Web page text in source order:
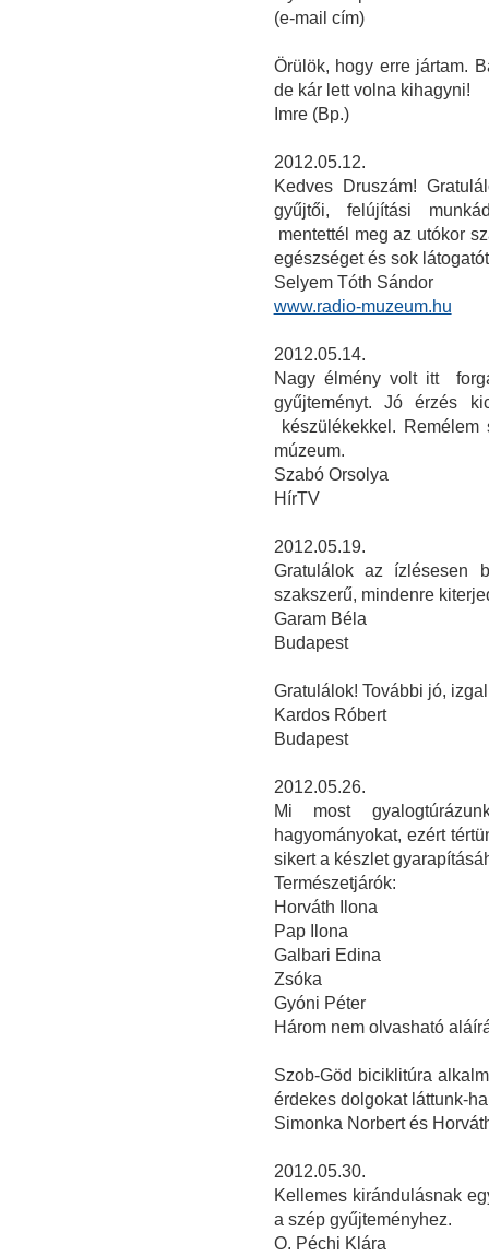
(e-mail cím)
Örülök, hogy erre jártam.
de kár lett volna kihagyni!
Imre (Bp.)
2012.05.12.
Kedves Druszám!
gyűjtői, felújítási
mentettél meg az utókor
egészséget és sok
Selyem Tóth Sándor
www.radio-muzeum.hu
2012.05.14.
Nagy élmény volt itt
gyűjteményt. Jó érzés
készülékekkel.
múzeum.
Szabó Orsolya
HírTV
2012.05.19.
Gratulálok az ízlésesen
szakszerű, mindenre
Garam Béla
Budapest
Gratulálok! További jó,
Kardos Róbert
Budapest
2012.05.26.
Mi most
hagyományokat, ezért
sikert a készlet
Természetjárók:
Horváth Ilona
Pap Ilona
Galbari Edina
Zsóka
Gyóni Péter
Három nem olvasható
Szob-Göd biciklitúra
érdekes dolgokat láttunk-
Simonka Norbert és
2012.05.30.
Kellemes kirándulásnak
a szép gyűjteményhez.
O. Péchi Klára